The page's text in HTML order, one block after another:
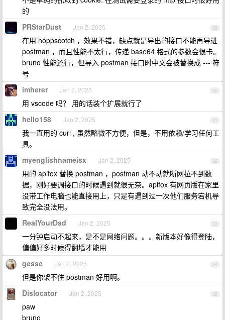
的
29
PRStarDust Jan 2, 2025
在用 hoppscotch ，效果不错，缺点就是导出的接口不能再导进
postman ，而且性能不太行，传递 base64 格式的参数会很卡。
bruno 性能还行，但导入 postman 接口时中文会被替换成 --- 符
号
30
imherer Jan 2, 2025
用 vscode 吗？ 用的话装个扩展就行了
31
hello158 Jan 2, 2025
我一直用的 curl , 虽然略微不方便，但是，不用依赖/学习任何工
具。
32
myenglishnameisx Jan 2, 2025
用的 apifox 替换 postman ，postman 动不动就断网拉不到数
据，刚好要调接口的时候遇到就很无奈。apifox 有网页版在家里
没带工作电脑也能直接用上，只是有遇到过一次他们服务宕机导
致完全没法用。
33
RealYourDad Jan 2, 2025
一分钟启动不起来，是不是网络问题。。。新版本好像得登陆，
偏偏好多时候得翻墙才能用
34
gesse Jan 2, 2025
但是你架不住 postman 好用啊。
35
Dislocator Jan 2, 2025
paw
bruno